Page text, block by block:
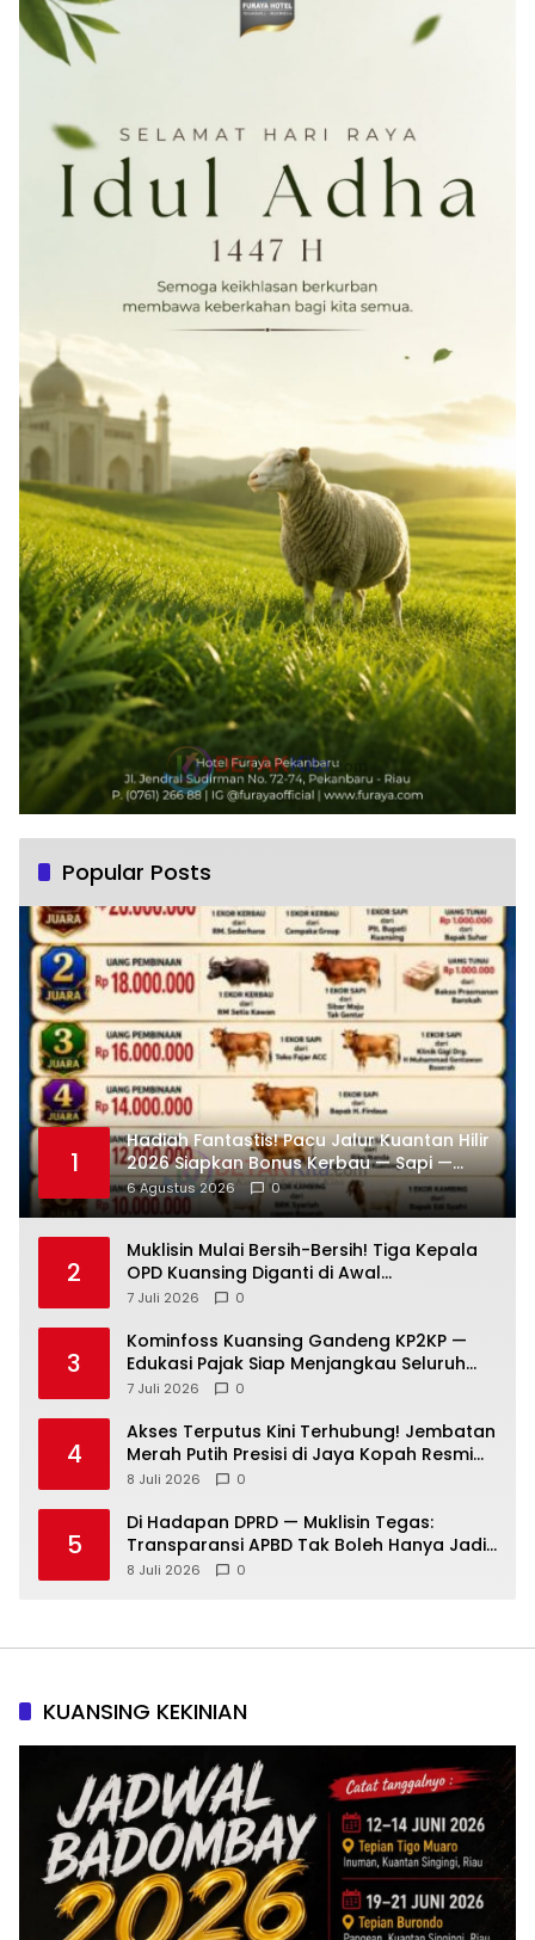
Popular Posts
1
Hadiah Fantastis! Pacu Jalur Kuantan Hilir
2026 Siapkan Bonus Kerbau — Sapi —
Kambing dan Puluhan Juta Rupiah
6 Agustus 2026 0
2
Muklisin Mulai Bersih-Bersih! Tiga Kepala
OPD Kuansing Diganti di Awal
Kepemimpinan
7 Juli 2026 0
3
Kominfoss Kuansing Gandeng KP2KP —
Edukasi Pajak Siap Menjangkau Seluruh
Masyarakat
7 Juli 2026 0
4
Akses Terputus Kini Terhubung! Jembatan
Merah Putih Presisi di Jaya Kopah Resmi
Berdiri — Polri Buktikan Pembangunan Tak
8 Juli 2026 0
5
Di Hadapan DPRD — Muklisin Tegas:
Transparansi APBD Tak Boleh Hanya Jadi
Slogan!
8 Juli 2026 0
KUANSING KEKINIAN